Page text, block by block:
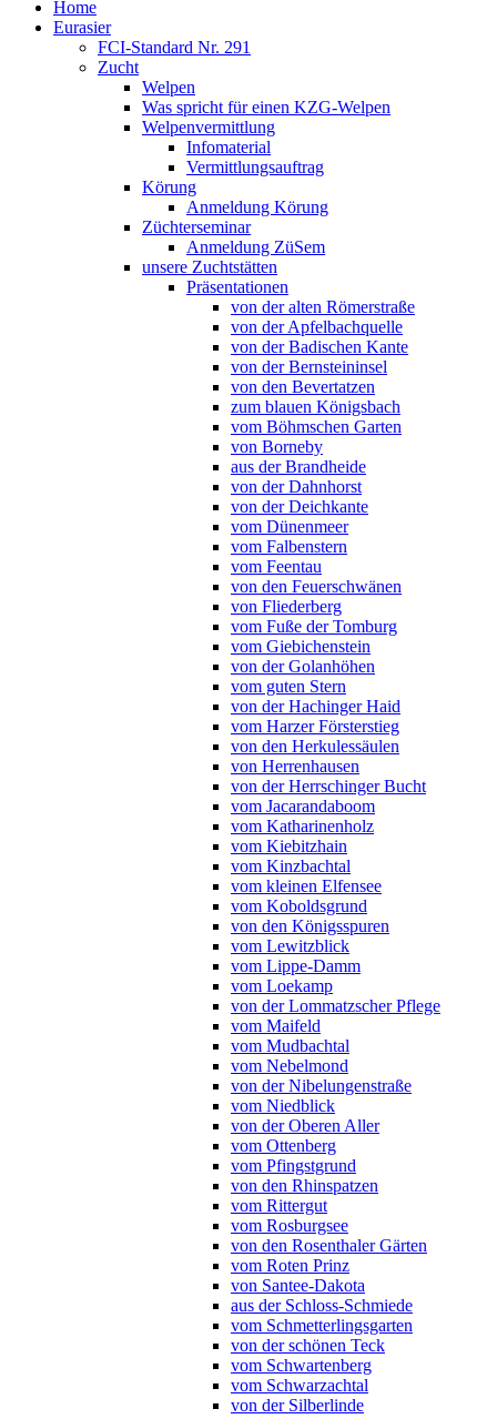
Home
Eurasier
FCI-Standard Nr. 291
Zucht
Welpen
Was spricht für einen KZG-Welpen
Welpenvermittlung
Infomaterial
Vermittlungsauftrag
Körung
Anmeldung Körung
Züchterseminar
Anmeldung ZüSem
unsere Zuchtstätten
Präsentationen
von der alten Römerstraße
von der Apfelbachquelle
von der Badischen Kante
von der Bernsteininsel
von den Bevertatzen
zum blauen Königsbach
vom Böhmschen Garten
von Borneby
aus der Brandheide
von der Dahnhorst
von der Deichkante
vom Dünenmeer
vom Falbenstern
vom Feentau
von den Feuerschwänen
von Fliederberg
vom Fuße der Tomburg
vom Giebichenstein
von der Golanhöhen
vom guten Stern
von der Hachinger Haid
vom Harzer Försterstieg
von den Herkulessäulen
von Herrenhausen
von der Herrschinger Bucht
vom Jacarandaboom
vom Katharinenholz
vom Kiebitzhain
vom Kinzbachtal
vom kleinen Elfensee
vom Koboldsgrund
von den Königsspuren
vom Lewitzblick
vom Lippe-Damm
vom Loekamp
von der Lommatzscher Pflege
vom Maifeld
vom Mudbachtal
vom Nebelmond
von der Nibelungenstraße
vom Niedblick
von der Oberen Aller
vom Ottenberg
vom Pfingstgrund
von den Rhinspatzen
vom Rittergut
vom Rosburgsee
von den Rosenthaler Gärten
vom Roten Prinz
von Santee-Dakota
aus der Schloss-Schmiede
vom Schmetterlingsgarten
von der schönen Teck
vom Schwartenberg
vom Schwarzachtal
von der Silberlinde